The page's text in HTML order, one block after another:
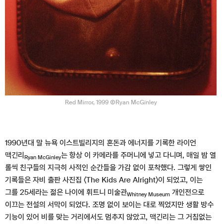
Red Mirror, 1999 ⒸRyan McGinley
1990년대 말 뉴욕 이스트빌리지의 혼돈과 에너지를 기록한 라이언
맥긴리 Ryan McGinley는 항상 이 카메라를 주머니에 넣고 다니며, 매일 밤 열
롤씩 친구들의 지극히 사적인 순간들을 가감 없이 포착했다. 그렇게 쌓인
기록들은 자비 출판 사진집 〈The Kids Are Alright〉이 되었고, 이는
그를 25세라는 젊은 나이에 휘트니 미술관Whitney Museum 개인전으로
이끄는 전설의 서막이 되었다. 조명 없이 보이는 대로 찍었지만 생활 방수
기능이 있어 비를 맞는 거리에서도 멈추지 않았고, 맥긴리는 그 거침없는